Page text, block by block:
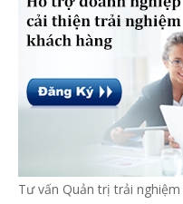
Tư vấn Quản trị trải